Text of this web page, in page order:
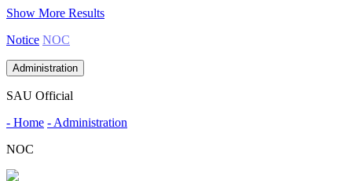
Show More Results
Notice NOC
Administration
SAU Official
- Home - Administration
NOC